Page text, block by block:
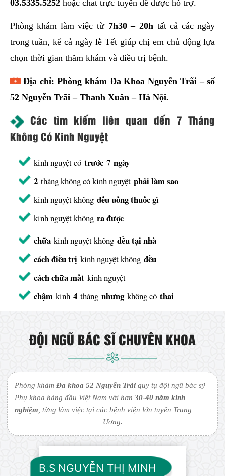
03.5335.5252hoặc chat trực tuyến để được hỗ trợ.
Phòng khám làm việc từ7h30 – 20htất cả các ngày
trong tuần, kể cả ngày lễ Tết giúp chị em chủ động lựa
chọn thời gian thăm khám và điều trị bệnh.
Địa chỉ: Phòng khám Đa Khoa Nguyễn Trãi – số
52 Nguyễn Trãi – Thanh Xuân – Hà Nội.
Các tìm kiếm liên quan đến 7 Tháng
Không Có Kinh Nguyệt
kinh nguyệt cótrước 7ngày
2 tháng không có kinh nguyệtphải làm sao
kinh nguyệt khôngđều uống thuốc gì
kinh nguyệt khôngra được
chữa kinh nguyệt khôngđều tại nhà
cách điều trị kinh nguyệt khôngđều
cách chữa mất kinh nguyệt
chậm kinh4 thángnhưng không cóthai
ĐỘI NGŨ BÁC SĨ CHUYÊN KHOA
Phòng khámĐa khoa 52 Nguyễn Trãi quy tụ đội ngũ bác sỹ
Phụ khoa hàng đầu Việt Nam với hơn30-40 năm kinh
nghiệm, từng làm việc tại các bệnh viện lớn tuyến Trung
Ương.
B.S NGUYỄN THỊ MINH